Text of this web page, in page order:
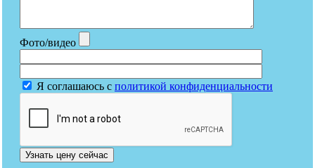
Фото/видео
Я соглашаюсь с политикой конфиденциальности
Узнать цену сейчас